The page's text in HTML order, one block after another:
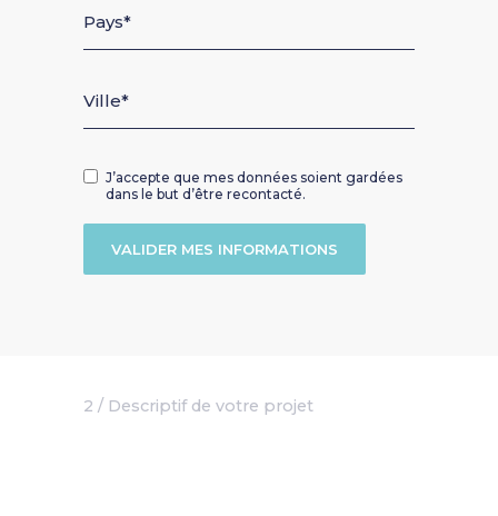
Pays
Ville
J’accepte que mes données soient gardées
dans le but d’être recontacté.
VALIDER MES INFORMATIONS
2 / Descriptif de votre projet